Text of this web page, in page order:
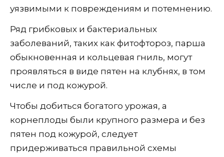
уязвимыми к повреждениям и потемнению.
Ряд грибковых и бактериальных
заболеваний, таких как фитофтороз, парша
обыкновенная и кольцевая гниль, могут
проявляться в виде пятен на клубнях, в том
числе и под кожурой.
Чтобы добиться богатого урожая, а
корнеплоды были крупного размера и без
пятен под кожурой, следует
придерживаться правильной схемы